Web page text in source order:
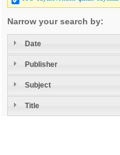
Narrow your search by:
Date
Publisher
Subject
Title